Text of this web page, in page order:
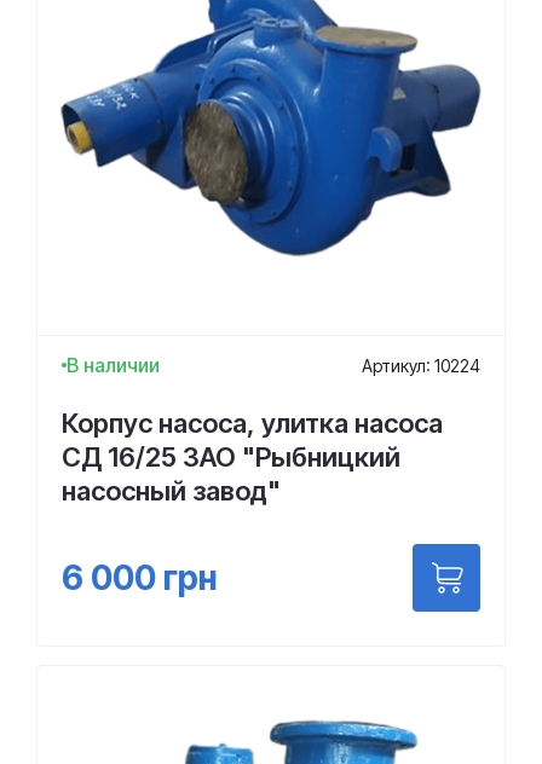
В наличии Артикул: 10224
Корпус насоса, улитка насоса
СД 16/25 ЗАО "Рыбницкий
насосный завод"
6 000 грн